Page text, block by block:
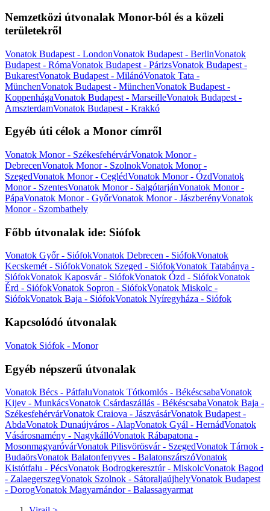
Nemzetközi útvonalak Monor-ból és a közeli
területekről
Vonatok Budapest - LondonVonatok Budapest - BerlinVonatok
Budapest - RómaVonatok Budapest - PárizsVonatok Budapest -
BukarestVonatok Budapest - MilánóVonatok Tata -
MünchenVonatok Budapest - MünchenVonatok Budapest -
KoppenhágaVonatok Budapest - MarseilleVonatok Budapest -
AmszterdamVonatok Budapest - Krakkó
Egyéb úti célok a Monor címről
Vonatok Monor - SzékesfehérvárVonatok Monor -
DebrecenVonatok Monor - SzolnokVonatok Monor -
SzegedVonatok Monor - CeglédVonatok Monor - ÓzdVonatok
Monor - SzentesVonatok Monor - SalgótarjánVonatok Monor -
PápaVonatok Monor - GyőrVonatok Monor - JászberényVonatok
Monor - Szombathely
Főbb útvonalak ide: Siófok
Vonatok Győr - SiófokVonatok Debrecen - SiófokVonatok
Kecskemét - SiófokVonatok Szeged - SiófokVonatok Tatabánya -
SiófokVonatok Kaposvár - SiófokVonatok Ózd - SiófokVonatok
Érd - SiófokVonatok Sopron - SiófokVonatok Miskolc -
SiófokVonatok Baja - SiófokVonatok Nyíregyháza - Siófok
Kapcsolódó útvonalak
Vonatok Siófok - Monor
Egyéb népszerű útvonalak
Vonatok Bécs - PátfaluVonatok Tótkomlós - BékéscsabaVonatok
Kijev - MunkácsVonatok Csárdaszállás - BékéscsabaVonatok Baja -
SzékesfehérvárVonatok Craiova - JászvásárVonatok Budapest -
AbdaVonatok Dunaújváros - AlapVonatok Gyál - HernádVonatok
Vásárosnamény - NagykállóVonatok Rábapatona -
MosonmagyaróvárVonatok Pilisvörösvár - SzegedVonatok Tárnok -
BudaörsVonatok Balatonfenyves - BalatonszárszóVonatok
Kistótfalu - PécsVonatok Bodrogkeresztúr - MiskolcVonatok Bagod
- ZalaegerszegVonatok Szolnok - SátoraljaújhelyVonatok Budapest
- DorogVonatok Magyarnándor - Balassagyarmat